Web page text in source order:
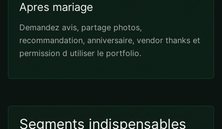
Apres mariage
Demandez avis, partage photos,
recommandation, anniversaire, vendor thanks et
permission d utiliser le portfolio.
Segments indispensables